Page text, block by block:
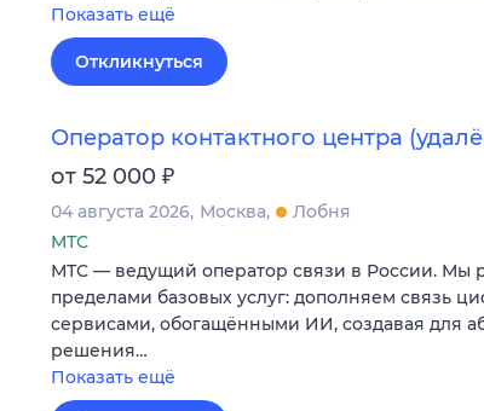
Показать ещё
Откликнуться
Оператор контактного центра
от 52 000 ₽
04 августа 2026 Москва
Лобня
МТС
МТС — ведущий оператор связи в России. Мы
пределами базовых услуг: дополняем связь
сервисами, обогащёнными ИИ, создавая для
решения…
Показать ещё